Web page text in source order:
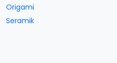
Origami
Seramik